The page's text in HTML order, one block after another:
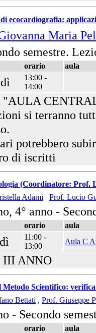
ecocardiografia:
Maria
semestre.
orario aula
13:00 -
14:00
"AULA
si terranno
potrebbero
di iscritti
(Coordinatore: Prof.
Adami
Prof. Lucio
4° anno -
orario aula
11:00 -
13:00
Aula C
III ANNO
Scientifico:
Bettati , Prof. Giuseppe
- Secondo
orario aula